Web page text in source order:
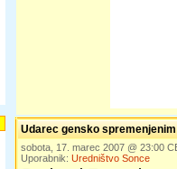
Udarec gensko
sobota, 17. marec 2007 @ 23:00
Uporabnik: Uredništvo Sonce